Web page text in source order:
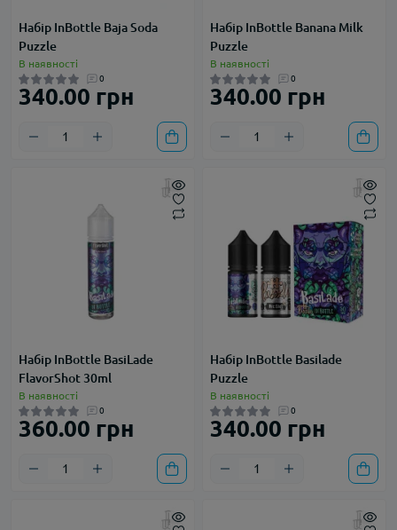
Набір InBottle Baja Soda
Puzzle
В наявності
0
340.00 грн
Набір InBottle Banana Milk
Puzzle
В наявності
0
340.00 грн
Набір InBottle BasiLade
FlavorShot 30ml
В наявності
0
360.00 грн
Набір InBottle Basilade
Puzzle
В наявності
0
340.00 грн